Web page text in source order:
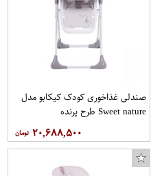
صندلی غذاخوری کودک کیکابو مدل
Sweet nature طرح پرنده
۲۰,۶۸۸,۵۰۰